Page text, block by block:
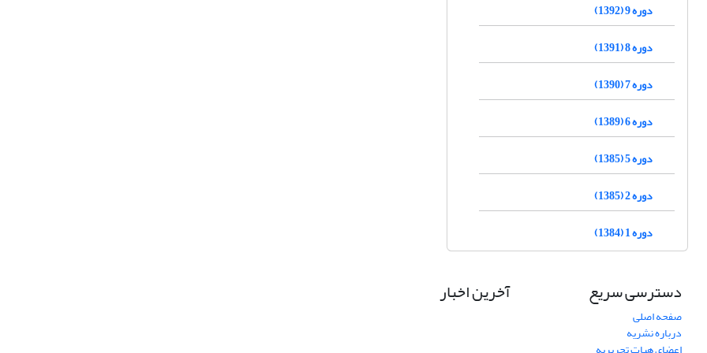
دوره 9 (1392)
دوره 8 (1391)
دوره 7 (1390)
دوره 6 (1389)
دوره 5 (1385)
دوره 2 (1385)
دوره 1 (1384)
دسترسی سریع
صفحه اصلی
درباره نشریه
آخرین اخبار